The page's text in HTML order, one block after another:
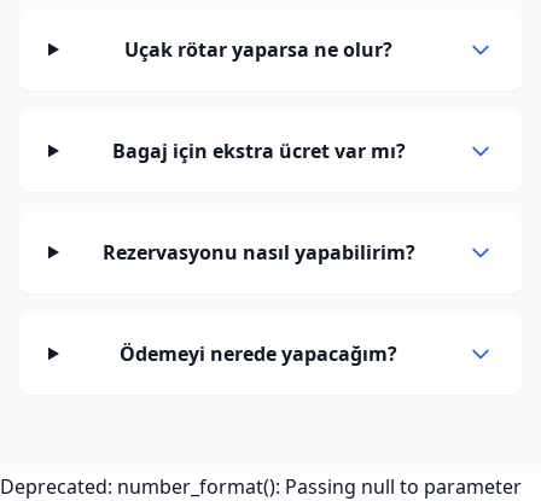
Uçak rötar yaparsa ne olur?
Bagaj için ekstra ücret var mı?
Rezervasyonu nasıl yapabilirim?
Ödemeyi nerede yapacağım?
Deprecated: number_format(): Passing null to parameter